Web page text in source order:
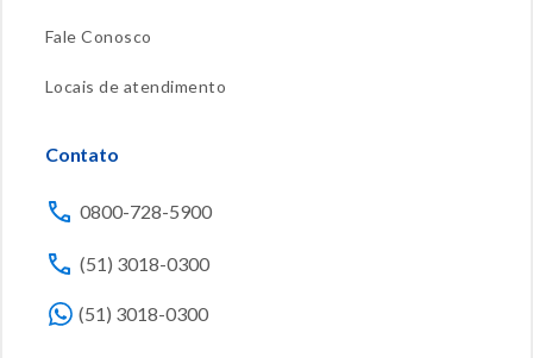
Fale Conosco
Locais de atendimento
Contato
0800-728-5900
(51) 3018-0300
(51) 3018-0300